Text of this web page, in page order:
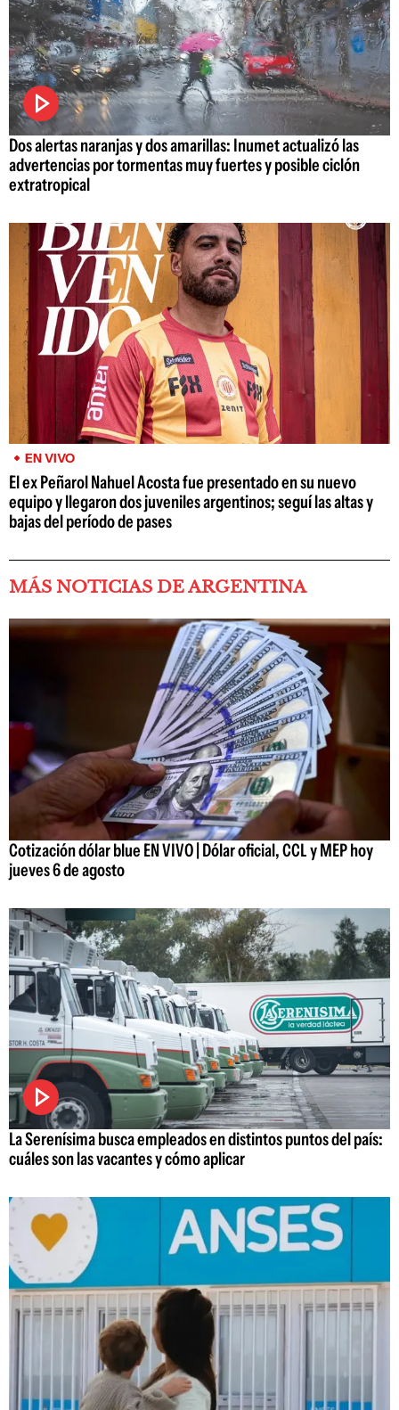
Dos alertas naranjas y dos amarillas: Inumet actualizó las
advertencias por tormentas muy fuertes y posible ciclón
extratropical
EN VIVO
El ex Peñarol Nahuel Acosta fue presentado en su nuevo
equipo y llegaron dos juveniles argentinos; seguí las altas y
bajas del período de pases
MÁS NOTICIAS DE ARGENTINA
Cotización dólar blue EN VIVO | Dólar oficial, CCL y MEP hoy
jueves 6 de agosto
La Serenísima busca empleados en distintos puntos del país:
cuáles son las vacantes y cómo aplicar